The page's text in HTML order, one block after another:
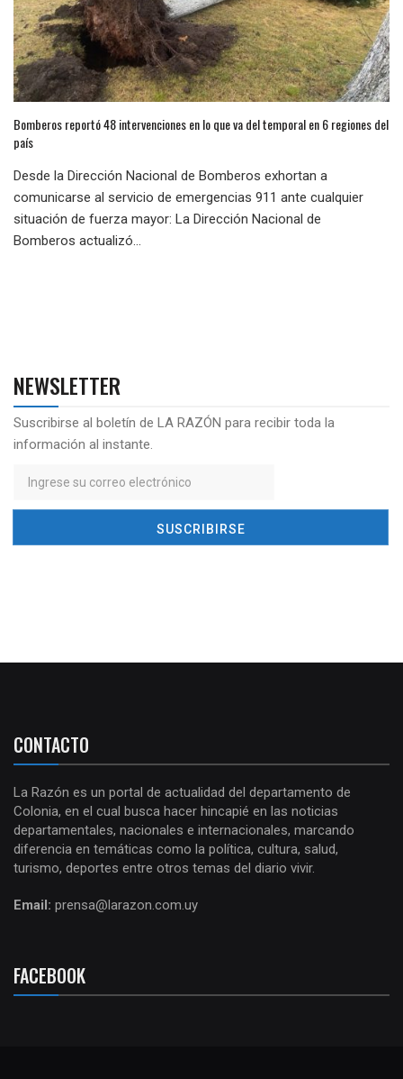
Bomberos reportó 48 intervenciones en lo que va del temporal en 6 regiones del
país
Desde la Dirección Nacional de Bomberos exhortan a
comunicarse al servicio de emergencias 911 ante cualquier
situación de fuerza mayor: La Dirección Nacional de
Bomberos actualizó...
NEWSLETTER
Suscribirse al boletín de LA RAZÓN para recibir toda la
información al instante.
CONTACTO
La Razón es un portal de actualidad del departamento de
Colonia, en el cual busca hacer hincapié en las noticias
departamentales, nacionales e internacionales, marcando
diferencia en temáticas como la política, cultura, salud,
turismo, deportes entre otros temas del diario vivir.
Email: prensa@larazon.com.uy
FACEBOOK